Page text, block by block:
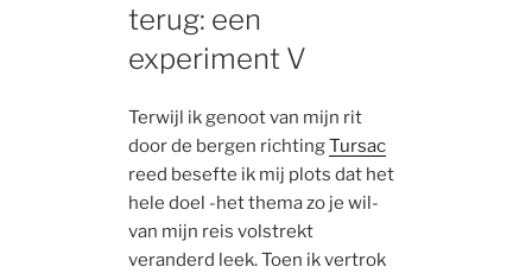
terug: een
experiment V
Terwijl ik genoot van mijn rit
door de bergen richtingTursac
reed besefte ik mij plots dat het
hele doel -het thema zo je wil-
van mijn reis volstrekt
veranderd leek. Toen ik vertrok